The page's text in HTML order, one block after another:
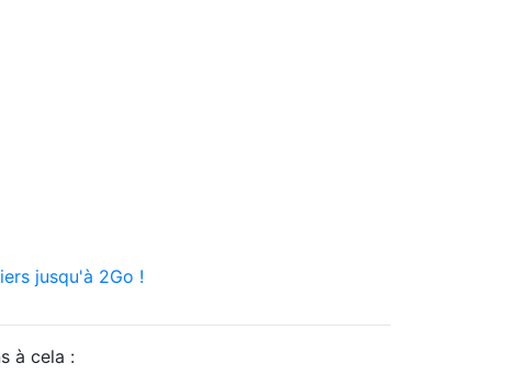
jusqu'à 2Go !
à cela :